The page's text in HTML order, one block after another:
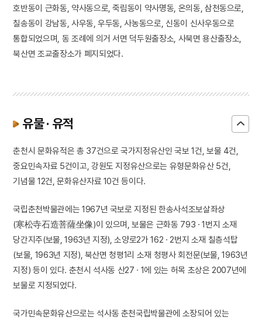
호반동이 근화동, 약사동으로, 죽림동이 약사명동, 온의동, 삼천동으로,
칠송동이 강남동, 사우동, 우두동, 사농동으로, 신동이 신사우동으로
통합되었으며, 동 조례에 의거 서면 덕두원출장소, 사북면 용산출장소,
북산면 조교출장소가 폐지되었다.
유물 · 유적
춘천시 문화유적은 총 37건으로 국가지정유산인 국보 1건, 보물 4건,
중요민속자료 5건이고, 강원도 지정유산으로는 유형문화유산 5건,
기념물 12건, 문화유산자료 10건 등이다.
국립춘천박물관에는 1967년 국보로 지정된 한송사석조보살좌상
(寒松寺石造菩薩坐像)이 있으며, 보물은 근화동 793 · 1번지 소재
당간지주(보물, 1963년 지정), 소양로2가 162 · 2번지 소재 칠층석탑
(보물, 1963년 지정), 북산면 청평1리 소재 청평사 회전문(보물, 1963년
지정) 등이 있다. 춘천시 석사동 산27 · 1에 있는 허목 초상은 2007년에
보물로 지정되었다.
국가민속문화유산으로는 석사동 춘천국립박물관에 소장되어 있는